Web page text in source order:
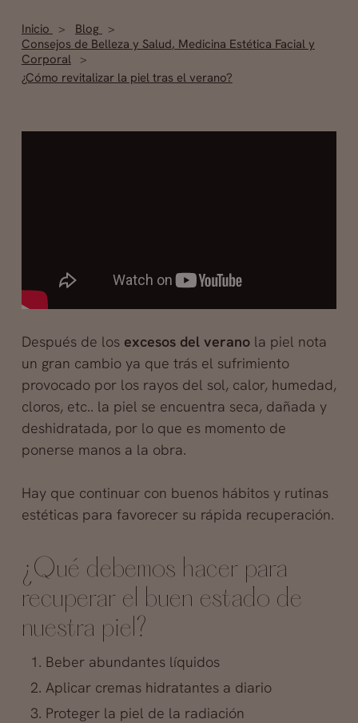
Inicio
Blog
Consejos de Belleza y Salud, Medicina Estética Facial y
Corporal
¿Cómo revitalizar la piel tras el verano?
Después de losexcesos del veranola piel nota
un gran cambio ya que trás el sufrimiento
provocado por los rayos del sol, calor, humedad,
cloros, etc.. la piel se encuentra seca, dañada y
deshidratada, por lo que es momento de
ponerse manos a la obra.
Hay que continuar con buenos hábitos y rutinas
estéticas para favorecer su rápida recuperación.
¿Qué debemos hacer para
recuperar el buen estado de
nuestra piel?
Beber abundantes líquidos
Aplicar cremas hidratantes a diario
Proteger la piel de la radiación